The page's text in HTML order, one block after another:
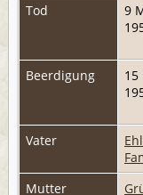
Tod
9
Beerdigung
15
Vater
Mutter